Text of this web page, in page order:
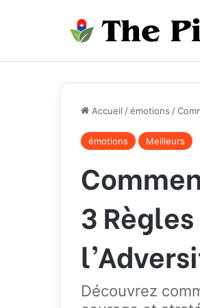
Accueil /émotions /
émotions Meilleurs
3
Découvrez